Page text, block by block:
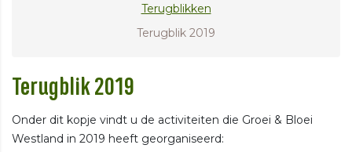
Terugblikken
Terugblik 2019
Terugblik 2019
Onder dit kopje vindt u de activiteiten die Groei & Bloei
Westland in 2019 heeft georganiseerd: